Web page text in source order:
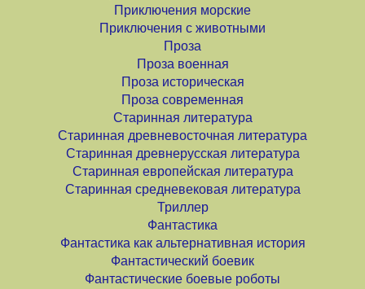
Приключения морские
Приключения с животными
Проза
Проза военная
Проза историческая
Проза современная
Старинная литература
Старинная древневосточная литература
Старинная древнерусская литература
Старинная европейская литература
Старинная средневековая литература
Триллер
Фантастика
Фантастика как альтернативная история
Фантастический боевик
Фантастические боевые роботы